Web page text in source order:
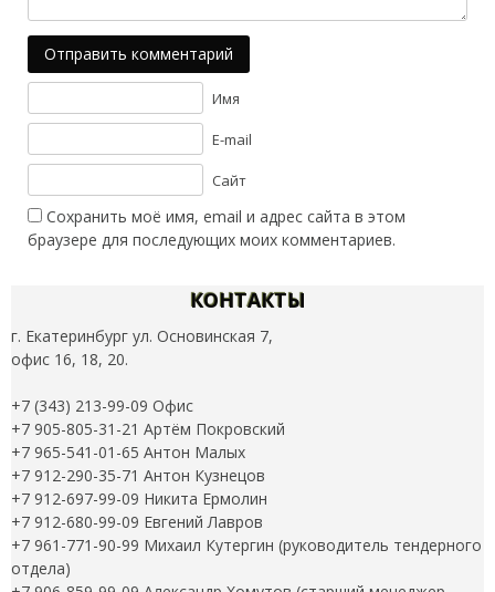
Отправить комментарий
Имя
E-mail
Сайт
Сохранить моё имя, email и адрес сайта в этом
браузере для последующих моих комментариев.
КОНТАКТЫ
г. Екатеринбург ул. Основинская 7,
офис 16, 18, 20.
+7 (343) 213-99-09 Офис
+7 905-805-31-21 Артём Покровский
+7 965-541-01-65 Антон Малых
+7 912-290-35-71 Антон Кузнецов
+7 912-697-99-09 Никита Ермолин
+7 912-680-99-09 Евгений Лавров
+7 961-771-90-99 Михаил Кутергин (руководитель тендерного
отдела)